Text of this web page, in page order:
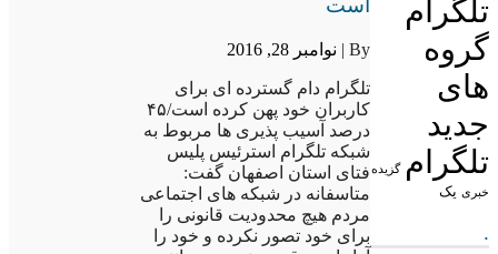
تلگرام
گروه
های
جدید
تلگرام گزیده
خبری یک
.
است
By | نوامبر 28, 2016
تلگرام دام گسترده ای برای
کاربران خود پهن کرده است/۴۵
درصد آسیب پذیری ها مربوط به
شبکه تلگرام استرئیس پلیس
فتای استان اصفهان گفت:
متاسفانه در شبکه های اجتماعی
مردم هیچ محدودیت قانونی را
برای خود تصور نکرده و خود را